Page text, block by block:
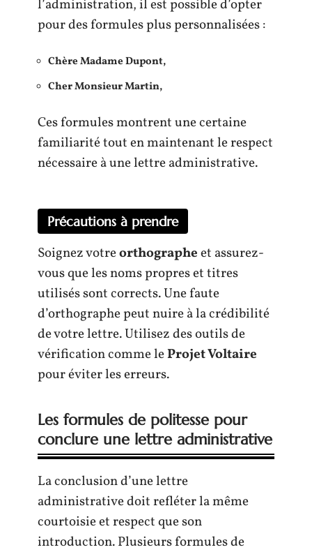
l’administration, il est possible d’opter
pour des formules plus personnalisées :
Chère Madame Dupont,
Cher Monsieur Martin,
Ces formules montrent une certaine
familiarité tout en maintenant le respect
nécessaire à une lettre administrative.
Précautions à prendre
Soignez votreorthographeet assurez-
vous que les noms propres et titres
utilisés sont corrects. Une faute
d’orthographe peut nuire à la crédibilité
de votre lettre. Utilisez des outils de
vérification comme leProjet Voltaire
pour éviter les erreurs.
Les formules de politesse pour
conclure une lettre administrative
La conclusion d’une lettre
administrative doit refléter la même
courtoisie et respect que son
introduction. Plusieurs formules de